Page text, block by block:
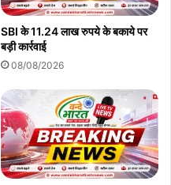
SBI के 11.24 लाख रुपये के बकाये पर
बड़ी कार्रवाई
08/08/2026